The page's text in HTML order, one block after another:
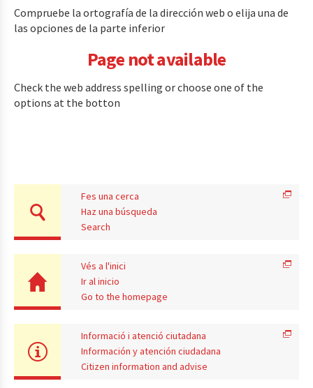
Compruebe la ortografía de la dirección web o elija una de
las opciones de la parte inferior
Page not available
Check the web address spelling or choose one of the
options at the botton
Fes una cerca
Haz una búsqueda
Search
Vés a l'inici
Ir al inicio
Go to the homepage
Informació i atenció ciutadana
Información y atención ciudadana
Citizen information and advise